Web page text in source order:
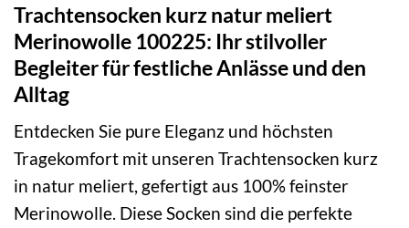
Trachtensocken kurz natur meliert
Merinowolle 100225: Ihr stilvoller
Begleiter für festliche Anlässe und den
Alltag
Entdecken Sie pure Eleganz und höchsten
Tragekomfort mit unseren Trachtensocken kurz
in natur meliert, gefertigt aus 100% feinster
Merinowolle. Diese Socken sind die perfekte